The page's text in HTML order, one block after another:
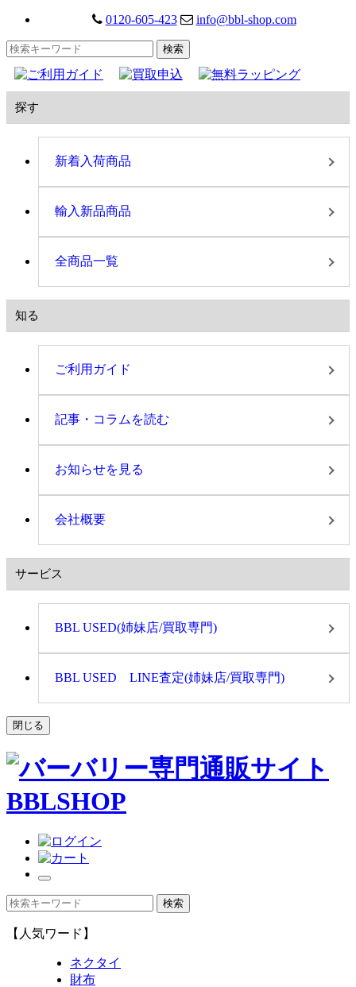
0120-605-423 info@bbl-shop.com
探す
新着入荷商品
輸入新品商品
全商品一覧
知る
ご利用ガイド
記事・コラムを読む
お知らせを見る
会社概要
サービス
BBL USED(姉妹店/買取専門)
BBL USED LINE査定(姉妹店/買取専門)
閉じる
【人気ワード】
ネクタイ
財布